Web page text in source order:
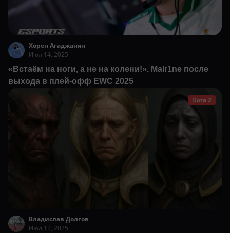
Хорен Агаджанян
Июл 14, 2025
«Встаём на ноги, а не на колени!». Malr1ne после
выхода в плей-офф EWC 2025
Dota 2
Владислав Долгов
Июл 12, 2025